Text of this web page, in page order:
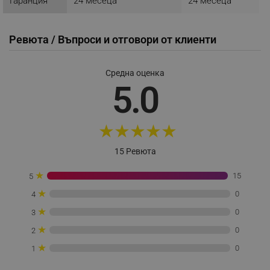
Ревюта / Въпроси и отговори от клиенти
Средна оценка
5.0
★★★★★
15 Ревюта
5 ★ 15
4 ★ 0
3 ★ 0
2 ★ 0
1 ★ 0
_sgf_push_permission_asked .alleop.bg
.alleop.bg